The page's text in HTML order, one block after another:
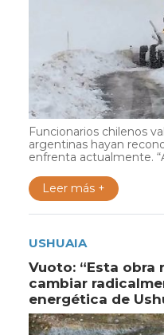
Funcionarios chilenos
argentinas hayan
enfrenta actualmente.
Leer más +
USHUAIA
Vuoto: “Esta obra
cambiar
energética de